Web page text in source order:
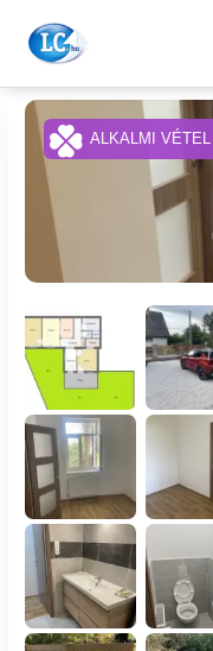
ALKALMI VÉTEL